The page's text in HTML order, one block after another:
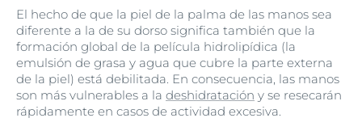
El hecho de que la piel de la palma de las manos sea
diferente a la de su dorso significa también que la
formación global de la película hidrolipídica (la
emulsión de grasa y agua que cubre la parte externa
de la piel) está debilitada. En consecuencia, las manos
son más vulnerables a la deshidratación y se resecarán
rápidamente en casos de actividad excesiva.